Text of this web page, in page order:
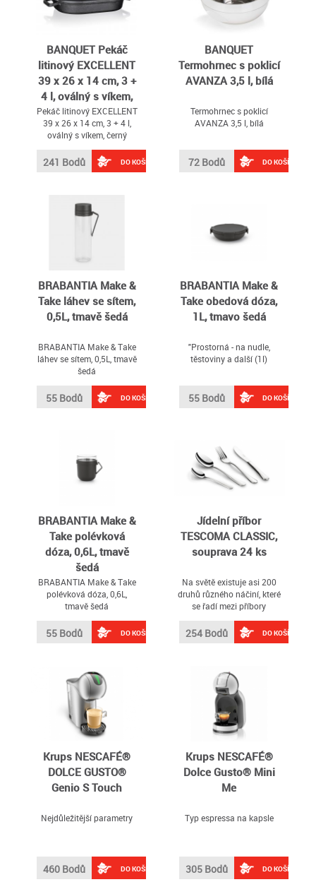
BANQUET Pekáč
litinový EXCELLENT
39 x 26 x 14 cm, 3 +
4 l, oválný s víkem,
černý
Pekáč litinový EXCELLENT
39 x 26 x 14 cm, 3 + 4 l,
oválný s víkem, černý
241 Bodů DO KOŠÍKU
BANQUET
Termohrnec s poklicí
AVANZA 3,5 l, bílá
Termohrnec s poklicí
AVANZA 3,5 l, bílá
72 Bodů DO KOŠÍKU
BRABANTIA Make &
Take láhev se sítem,
0,5L, tmavě šedá
BRABANTIA Make & Take
láhev se sítem, 0,5L, tmavě
šedá
55 Bodů DO KOŠÍKU
BRABANTIA Make &
Take obedová dóza,
1L, tmavo šedá
"Prostorná - na nudle,
těstoviny a další (1l)
55 Bodů DO KOŠÍKU
BRABANTIA Make &
Take polévková
dóza, 0,6L, tmavě
šedá
BRABANTIA Make & Take
polévková dóza, 0,6L,
tmavě šedá
55 Bodů DO KOŠÍKU
Jídelní příbor
TESCOMA CLASSIC,
souprava 24 ks
Na světě existuje asi 200
druhů různého náčiní, které
se řadí mezi příbory
254 Bodů DO KOŠÍKU
Krups NESCAFÉ®
DOLCE GUSTO®
Genio S Touch
Nejdůležitější parametry
460 Bodů DO KOŠÍKU
Krups NESCAFÉ®
Dolce Gusto® Mini
Me
Typ espressa na kapsle
305 Bodů DO KOŠÍKU